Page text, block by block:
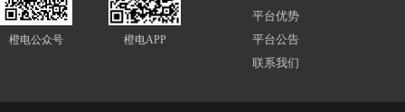
橙电公众号 橙电APP
平台优势
平台公告
联系我们